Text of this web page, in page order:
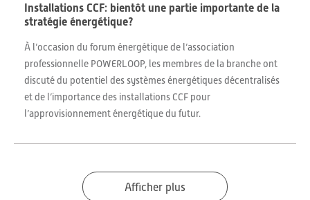
Installations CCF: bientôt une partie importante de la
stratégie énergétique?
À l’occasion du forum énergétique de l’association
professionnelle POWERLOOP, les membres de la branche ont
discuté du potentiel des systèmes énergétiques décentralisés
et de l’importance des installations CCF pour
l’approvisionnement énergétique du futur.
Afficher plus